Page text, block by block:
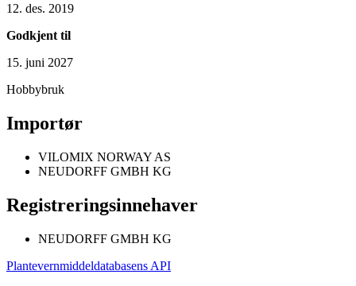
12. des. 2019
Godkjent til
15. juni 2027
Hobbybruk
Importør
VILOMIX NORWAY AS
NEUDORFF GMBH KG
Registreringsinnehaver
NEUDORFF GMBH KG
Plantevernmiddeldatabasens API